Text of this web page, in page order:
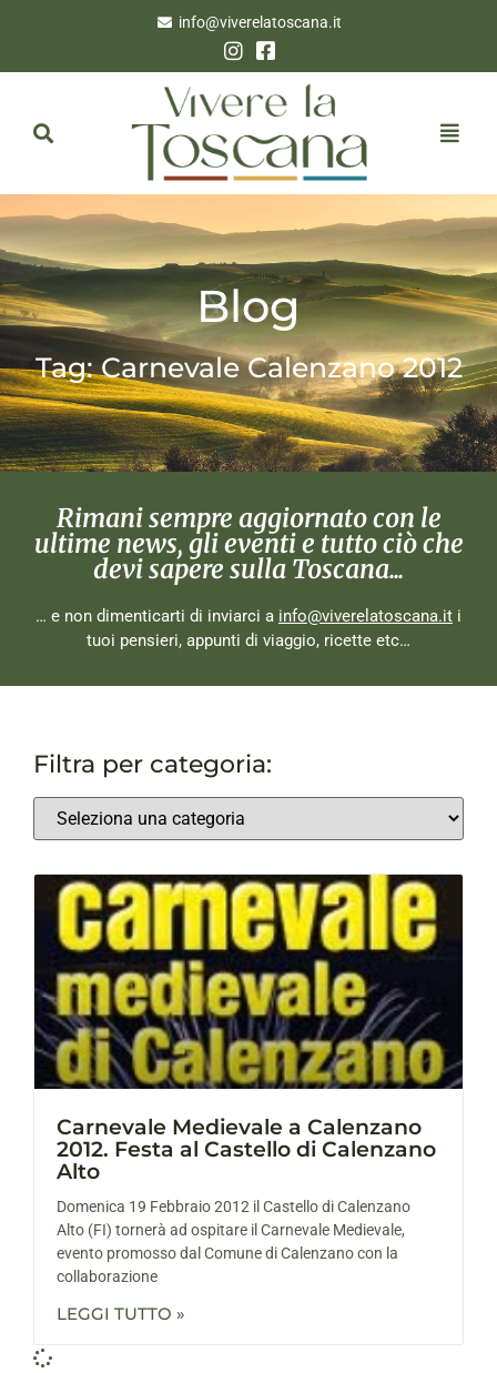
info@viverelatoscana.it
Blog
Tag: Carnevale Calenzano 2012
Rimani sempre aggiornato con le
ultime news, gli eventi e tutto ciò che
devi sapere sulla Toscana...
… e non dimenticarti di inviarci a info@viverelatoscana.it i
tuoi pensieri, appunti di viaggio, ricette etc…
Filtra per categoria:
Carnevale Medievale a Calenzano
2012. Festa al Castello di Calenzano
Alto
Domenica 19 Febbraio 2012 il Castello di Calenzano
Alto (FI) tornerà ad ospitare il Carnevale Medievale,
evento promosso dal Comune di Calenzano con la
collaborazione
LEGGI TUTTO »